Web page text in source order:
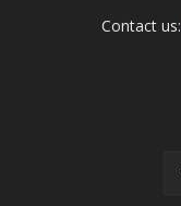
Contact us: